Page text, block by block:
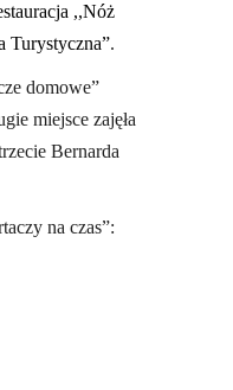
,,Nóż
Turystyczna”.
domowe”
miejsce zajęła
Bernarda
na czas”: